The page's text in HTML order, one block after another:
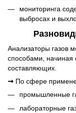
мониторинга
выбросах и
Анализаторы газов
способами, начиная
составляющих.
➞ По сфере
промышленные
лабораторные